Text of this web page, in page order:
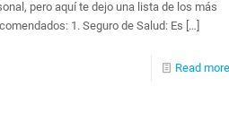
pero aquí te dejo una lista de los más
1. Seguro de Salud: Es […]
Read